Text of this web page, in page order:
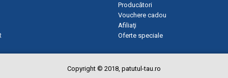
Producători
Vouchere cadou
Afiliaţi
Oferte speciale
Copyright © 2018, patutul-tau.ro